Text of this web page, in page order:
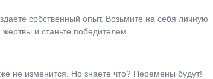
собственный опыт. Возьмите на себя личную
и станьте победителем.
не изменится. Но знаете что? Перемены будут!